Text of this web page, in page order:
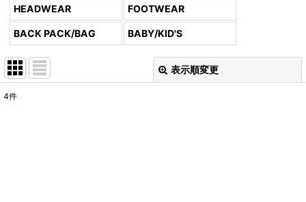
HEADWEAR FOOTWEAR
BACK PACK/BAG BABY/KID'S
表示順変更
4件